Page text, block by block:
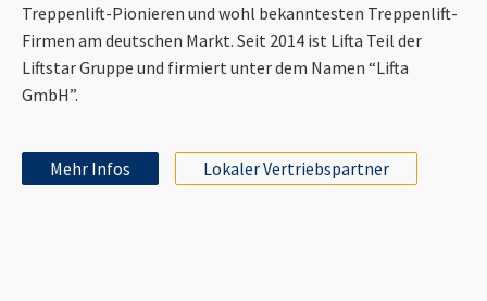
Treppenlift-Pionieren und wohl bekanntesten Treppenlift-
Firmen am deutschen Markt. Seit 2014 ist Lifta Teil der
Liftstar Gruppe und firmiert unter dem Namen “Lifta
GmbH”.
Mehr Infos Lokaler Vertriebspartner